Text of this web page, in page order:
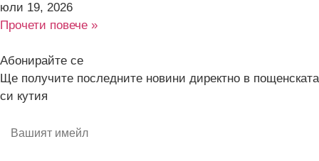
юли 19, 2026
Прочети повече »
Абонирайте се
Ще получите последните новини директно в пощенската
си кутия